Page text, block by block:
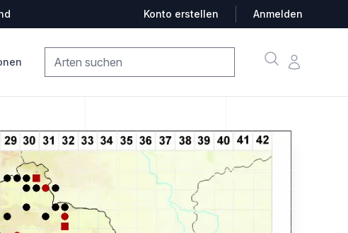
Konto erstellen Anmelden
SucheKonto